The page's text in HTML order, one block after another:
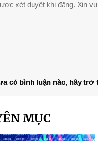
xét duyệt khi đăng. Xin
có bình luận nào, hãy
MỤC